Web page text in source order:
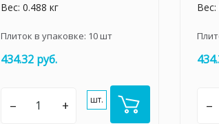
Вес: 0.488 кг
Плиток в упаковке: 10шт
434.32 руб.
– + шт.
Вес:
–